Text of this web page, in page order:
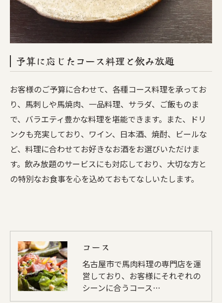
予算に応じたコース料理と飲み放題
お客様のご予算に合わせて、各種コース料理を承ってお
り、馬刺しや馬焼肉、一品料理、サラダ、ご飯ものま
で、バラエティ豊かな料理を堪能できます。また、ドリ
ンクも充実しており、ワイン、日本酒、焼酎、ビールな
ど、料理に合わせてお好きなお酒をお選びいただけま
す。飲み放題のサービスにも対応しており、大切な方と
の特別なお食事を心を込めておもてなしいたします。
コース
名古屋市で馬肉料理の専門店を運
営しており、お客様にそれぞれの
シーンに合うコース…